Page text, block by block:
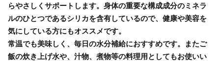
らやさしくサポートします。身体の重要な構成成分のミネラ
ルのひとつであるシリカを含有しているので、健康や美容を
気にしている方にもオススメです。
常温でも美味しく、毎日の水分補給におすすめです。またご
飯の炊き上げ水や、汁物、煮物等の料理用としてもお使いい